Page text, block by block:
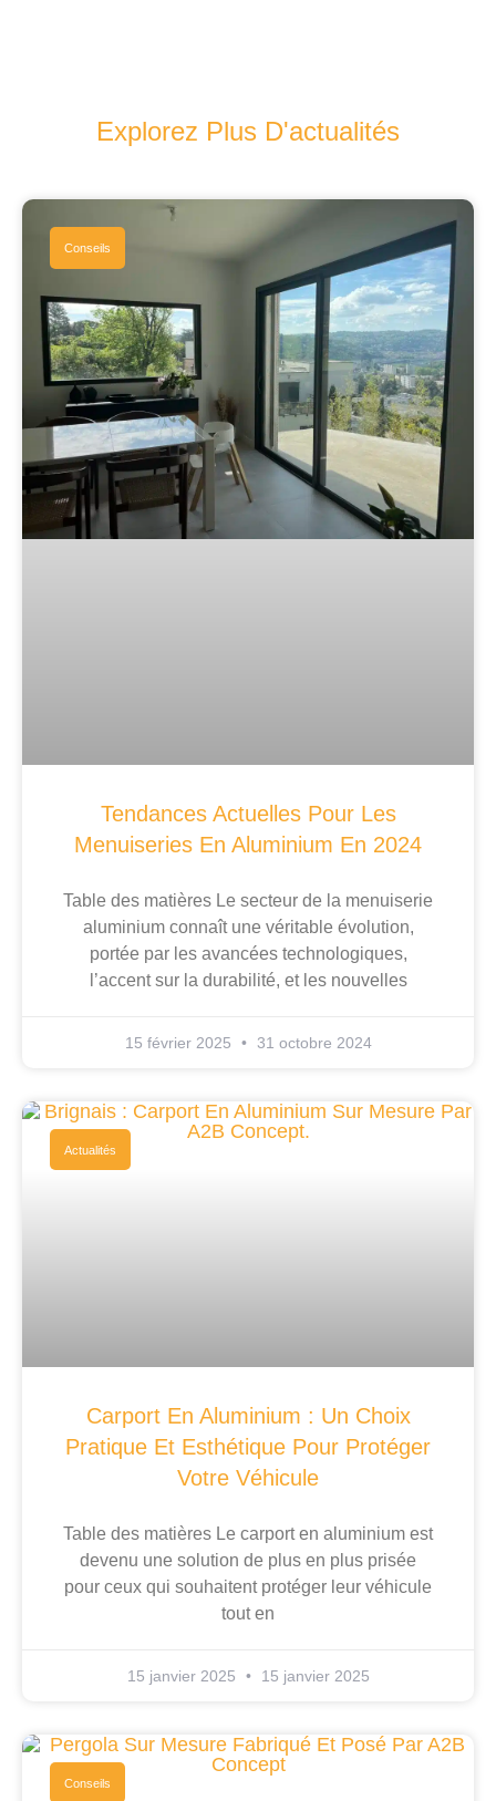
Explorez Plus D'actualités
Conseils
Tendances Actuelles Pour Les
Menuiseries En Aluminium En 2024
Table des matières Le secteur de la menuiserie
aluminium connaît une véritable évolution,
portée par les avancées technologiques,
l’accent sur la durabilité, et les nouvelles
15 février 2025 31 octobre 2024
Actualités
Carport En Aluminium : Un Choix
Pratique Et Esthétique Pour Protéger
Votre Véhicule
Table des matières Le carport en aluminium est
devenu une solution de plus en plus prisée
pour ceux qui souhaitent protéger leur véhicule
tout en
15 janvier 2025 15 janvier 2025
Conseils